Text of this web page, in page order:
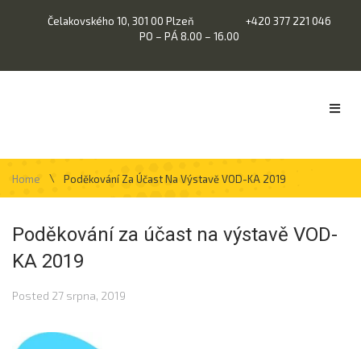
Čelakovského 10, 301 00 Plzeň
+420 377 221 046
PO – PÁ 8.00 – 16.00
Home \ Poděkování Za Účast Na Výstavě VOD-KA 2019
Poděkování za účast na výstavě VOD-
KA 2019
Posted 27 srpna, 2019